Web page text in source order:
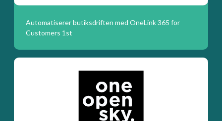
Automatiserer butiksdriften med OneLink 365 for
Customers 1st